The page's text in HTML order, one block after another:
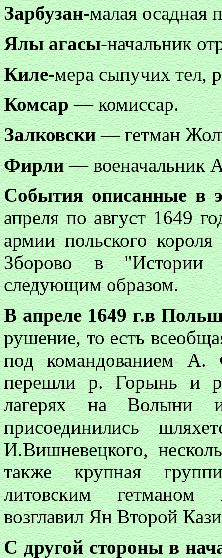
Зарбузан-малая осадная
Ялы агасы-начальник
Киле-мера сыпучих тел,
Комсар— комиссар.
Залковски— гетман
Фирли— военачальник
События описанные в
апреля по август 1649
армии польского
Зборово в "Истории
следующим образом.
В апреле 1649 г.в
рушение, то есть
под командованием А.
перешли р. Горынь и
лагерях на
присоединились
И.Вишневецкого,
также крупная
литовским
возглавил Ян Второй
С другой стороны в